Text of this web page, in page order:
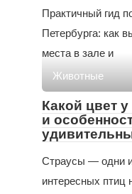
Практичный гид
Петербурга: как
места в зале и
Животные
Какой цвет у
и
Страусы — одни
интересных птиц